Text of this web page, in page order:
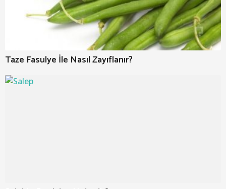
Taze Fasulye İle Nasıl Zayıflanır?